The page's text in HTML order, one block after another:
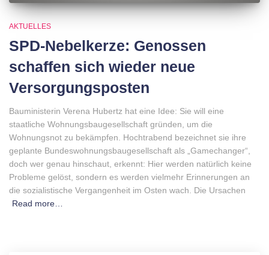
AKTUELLES
SPD-Nebelkerze: Genossen
schaffen sich wieder neue
Versorgungsposten
Bauministerin Verena Hubertz hat eine Idee: Sie will eine
staatliche Wohnungsbaugesellschaft gründen, um die
Wohnungsnot zu bekämpfen. Hochtrabend bezeichnet sie ihre
geplante Bundeswohnungsbaugesellschaft als „Gamechanger“,
doch wer genau hinschaut, erkennt: Hier werden natürlich keine
Probleme gelöst, sondern es werden vielmehr Erinnerungen an
die sozialistische Vergangenheit im Osten wach. Die Ursachen
Read more…